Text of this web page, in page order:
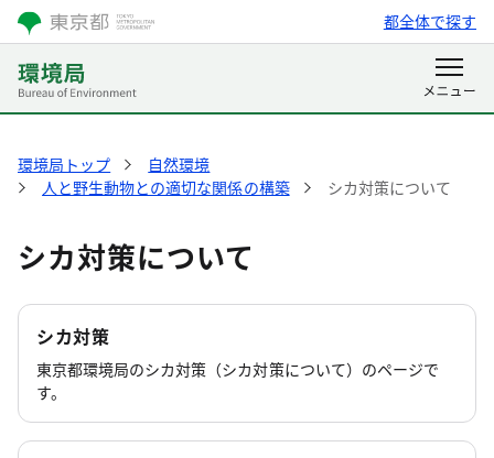
都全体で探す
環境局トップ
自然環境
人と野生動物との適切な関係の構築
シカ対策について
シカ対策について
シカ対策
東京都環境局のシカ対策（シカ対策について）のページで
す。